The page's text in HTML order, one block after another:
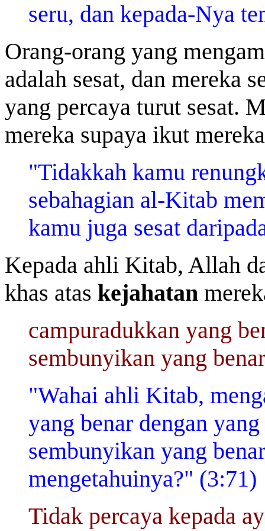
seru, dan kepada-Nya
Orang-orang yang
adalah sesat, dan mereka
yang percaya turut sesat.
mereka supaya ikut
"Tidakkah kamu
sebahagian al-Kitab
kamu juga sesat
Kepada ahli Kitab, Allah
khas atas kejahatan
campuradukkan yang
sembunyikan yang
"Wahai ahli Kitab,
yang benar dengan
sembunyikan yang
mengetahuinya?" (3:71)
Tidak percaya kepada